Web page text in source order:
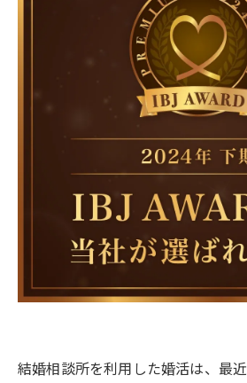
結婚相談所を利用した婚活は、最